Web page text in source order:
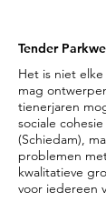
Tender
Het is niet
mag
tienerjaren
sociale
(Schiedam),
problemen
kwalitatieve
voor iedereen